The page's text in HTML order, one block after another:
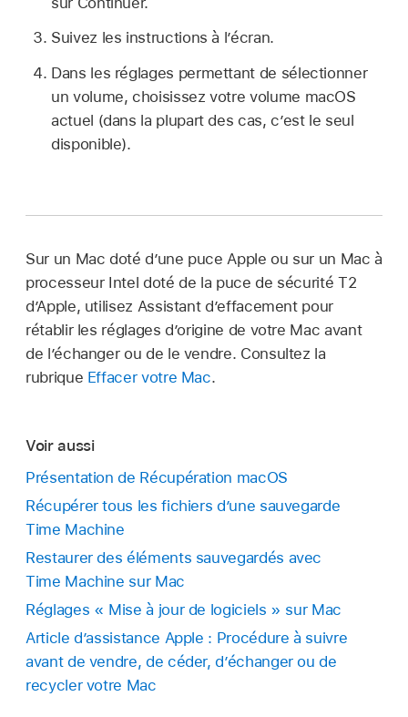
Suivez les instructions à l’écran.
Dans les réglages permettant de sélectionner
un volume, choisissez votre volume macOS
actuel (dans la plupart des cas, c’est le seul
disponible).
Sur un Mac doté d’une puce Apple ou sur un Mac à
processeur Intel doté de la puce de sécurité T2
d’Apple, utilisez Assistant d’effacement pour
rétablir les réglages d’origine de votre Mac avant
de l’échanger ou de le vendre. Consultez la
rubrique Effacer votre Mac.
Voir aussi
Présentation de Récupération macOS
Récupérer tous les fichiers d’une sauvegarde
Time Machine
Restaurer des éléments sauvegardés avec
Time Machine sur Mac
Réglages « Mise à jour de logiciels » sur Mac
Article d’assistance Apple : Procédure à suivre
avant de vendre, de céder, d’échanger ou de
recycler votre Mac